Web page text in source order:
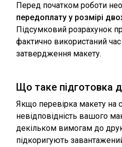
Перед початком роботи
передоплату у розмірі
Підсумковий розрахунок
фактично використаний
затвердження макету.
Що таке підготовка
Якщо перевірка макету на
невідповідність вашого
декільком вимогам до
підкоригують